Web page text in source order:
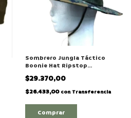
Sombrero Jungla Táctico
Boonie Hat Ripstop
Camuflado Digital Marpat
$29.370,00
$26.433,00 con Transferencia
Comprar